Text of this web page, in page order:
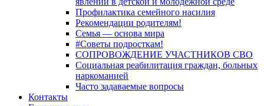
Профилактика семейного насилия
Рекомендации родителям!
Семья — основа мира
#Советы подросткам!
СОПРОВОЖДЕНИЕ УЧАСТНИКОВ СВО
Социальная реабилитация граждан, больных
наркоманией
Часто задаваемые вопросы
Контакты